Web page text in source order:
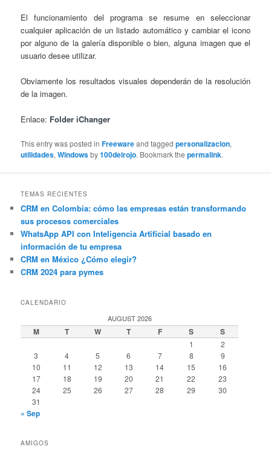
El funcionamiento del programa se resume en seleccionar
cualquier aplicación de un listado automático y cambiar el icono
por alguno de la galería disponible o bien, alguna imagen que el
usuario desee utilizar.
Obviamente los resultados visuales dependerán de la resolución
de la imagen.
Enlace: Folder iChanger
This entry was posted inFreewareand taggedpersonalizacion,
utilidades,Windowsby100delrojo. Bookmark thepermalink.
TEMAS RECIENTES
CRM en Colombia: cómo las empresas están transformando
sus procesos comerciales
WhatsApp API con Inteligencia Artificial basado en
información de tu empresa
CRM en México ¿Cómo elegir?
CRM 2024 para pymes
CALENDARIO
AUGUST 2026
M T W T F S S
1
2
3
4 5 6 7 8
9
10
11 12 13 14 15
16
17
18 19 20 21 22
23
24
25 26 27 28 29
30
31
« Sep
AMIGOS